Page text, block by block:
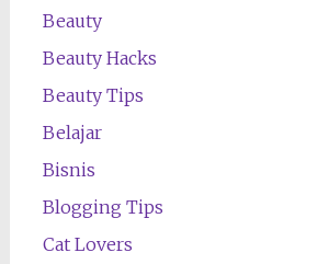
Beauty
Beauty Hacks
Beauty Tips
Belajar
Bisnis
Blogging Tips
Cat Lovers